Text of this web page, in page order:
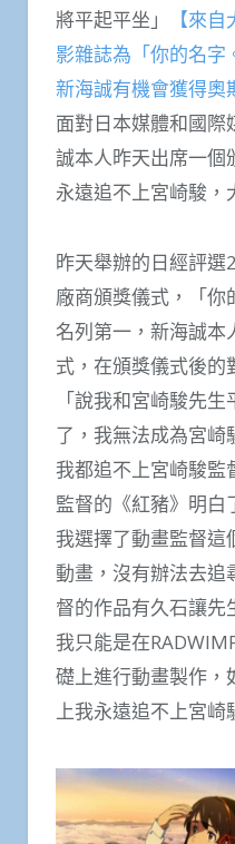
將平起平坐」
【來
影雜誌為「你的名字
新海誠有機會獲得奧
面對日本媒體和國際
誠本人昨天出席一個
永遠追不上宮崎駿，
昨天舉辦的日經評
廠商頒獎儀式，「你
名列第一，新海誠本
式，在頒獎儀式後的
「說我和宮崎駿先
了，我無法成為宮崎
我都追不上宮崎駿監
監督的《紅豬》明白
我選擇了動畫監督這
動畫，沒有辦法去追
督的作品有久石讓先
我只能是在
礎上進行動畫製作，
上我永遠追不上宮崎